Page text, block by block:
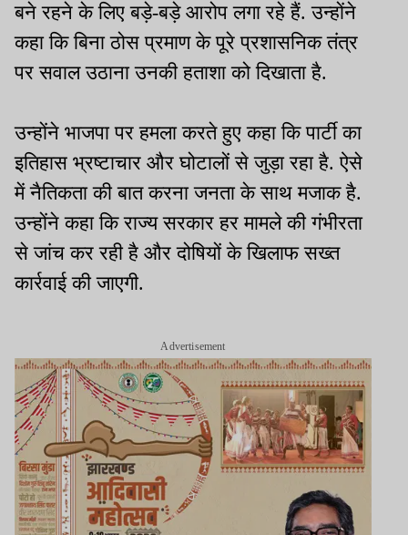
बने रहने के लिए बड़े-बड़े आरोप लगा रहे हैं. उन्होंने
कहा कि बिना ठोस प्रमाण के पूरे प्रशासनिक तंत्र
पर सवाल उठाना उनकी हताशा को दिखाता है.
उन्होंने भाजपा पर हमला करते हुए कहा कि पार्टी का
इतिहास भ्रष्टाचार और घोटालों से जुड़ा रहा है. ऐसे
में नैतिकता की बात करना जनता के साथ मजाक है.
उन्होंने कहा कि राज्य सरकार हर मामले की गंभीरता
से जांच कर रही है और दोषियों के खिलाफ सख्त
कार्रवाई की जाएगी.
Advertisement